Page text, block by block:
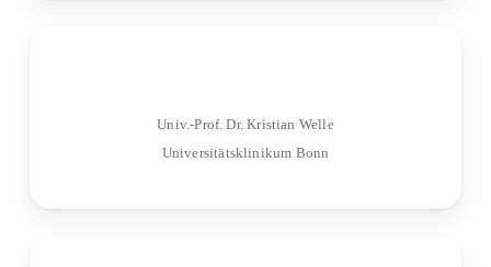
Univ.-Prof. Dr. Kristian Welle
Universitätsklinikum Bonn